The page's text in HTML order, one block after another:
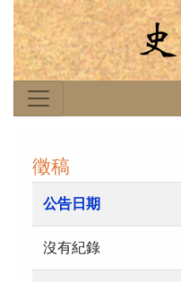
徵稿
公告日期
沒有紀錄